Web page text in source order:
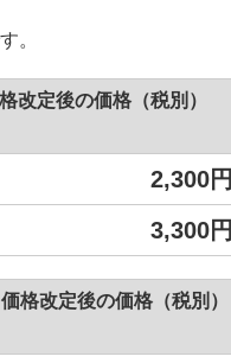
。
改定後の価格（税別）
2,300円
3,300円
価格改定後の価格（税別）